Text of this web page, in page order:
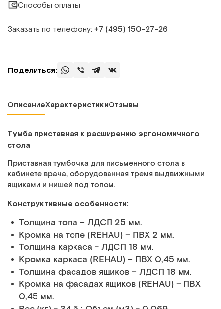
Способы оплаты
Заказать по телефону: +7 (495) 150‑27‑26
Поделиться:
ОписаниеХарактеристикиОтзывы
Тумба приставная к расширению эргономичного
стола
Приставная тумбочка для письменного стола в
кабинете врача, оборудованная тремя выдвижными
ящиками и нишей под топом.
Конструктивные особенности:
Толщина топа – ЛДСП 25 мм.
Кромка на топе (REHAU) – ПВХ 2 мм.
Толщина каркаса - ЛДСП 18 мм.
Кромка каркаса (REHAU) – ПВХ 0,45 мм.
Толщина фасадов ящиков – ЛДСП 18 мм.
Кромка на фасадах ящиков (REHAU) – ПВХ
0,45 мм.